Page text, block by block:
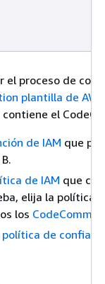
el proceso de
plantilla de AWS
contiene el
de IAM que
de IAM que
elija la política
los CodeCommit
de